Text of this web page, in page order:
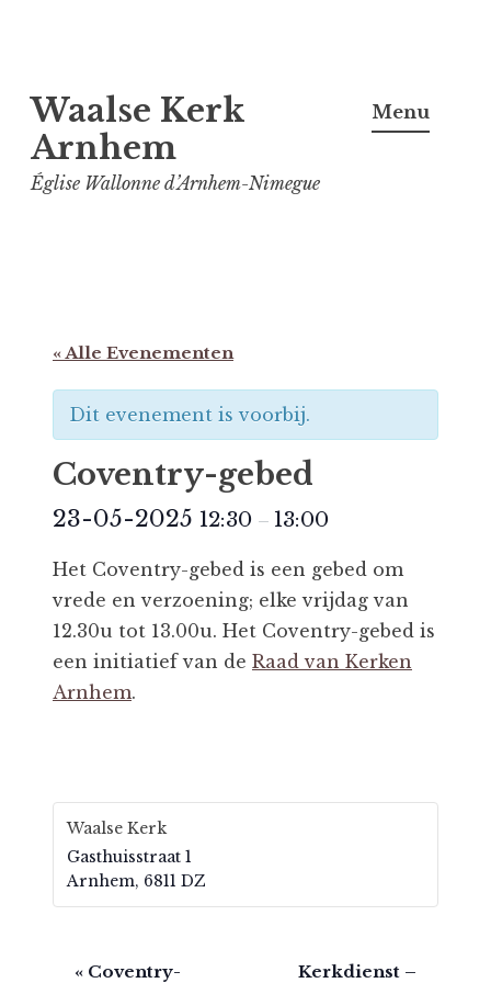
naar
inhoud
Waalse Kerk
Arnhem
Église Wallonne d’Arnhem-Nimegue
Menu
« Alle Evenementen
Dit evenement is voorbij.
Coventry-gebed
23-05-2025 12:30 – 13:00
Het Coventry-gebed is een gebed om
vrede en verzoening; elke vrijdag van
12.30u tot 13.00u. Het Coventry-gebed is
een initiatief van de Raad van Kerken
Arnhem.
Waalse Kerk
Gasthuisstraat 1
Arnhem, 6811 DZ
« Coventry-
Kerkdienst –